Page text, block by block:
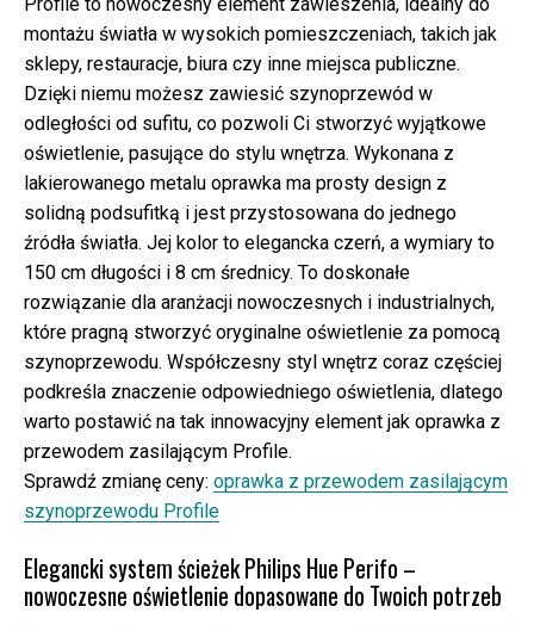
Profile to nowoczesny element zawieszenia, idealny do
montażu światła w wysokich pomieszczeniach, takich jak
sklepy, restauracje, biura czy inne miejsca publiczne.
Dzięki niemu możesz zawiesić szynoprzewód w
odległości od sufitu, co pozwoli Ci stworzyć wyjątkowe
oświetlenie, pasujące do stylu wnętrza. Wykonana z
lakierowanego metalu oprawka ma prosty design z
solidną podsufitką i jest przystosowana do jednego
źródła światła. Jej kolor to elegancka czerń, a wymiary to
150 cm długości i 8 cm średnicy. To doskonałe
rozwiązanie dla aranżacji nowoczesnych i industrialnych,
które pragną stworzyć oryginalne oświetlenie za pomocą
szynoprzewodu. Współczesny styl wnętrz coraz częściej
podkreśla znaczenie odpowiedniego oświetlenia, dlatego
warto postawić na tak innowacyjny element jak oprawka z
przewodem zasilającym Profile.
Sprawdź zmianę ceny: oprawka z przewodem zasilającym
szynoprzewodu Profile
Elegancki system ścieżek Philips Hue Perifo –
nowoczesne oświetlenie dopasowane do Twoich potrzeb